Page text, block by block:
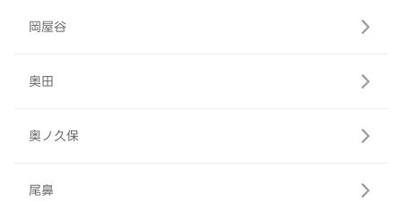
岡屋谷
奥田
奥ノ久保
尾鼻